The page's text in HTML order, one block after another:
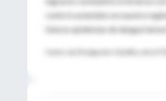
control sostenidos en nuestra
futuras epidemias de dengue
Centro de Divulgación Científica de la